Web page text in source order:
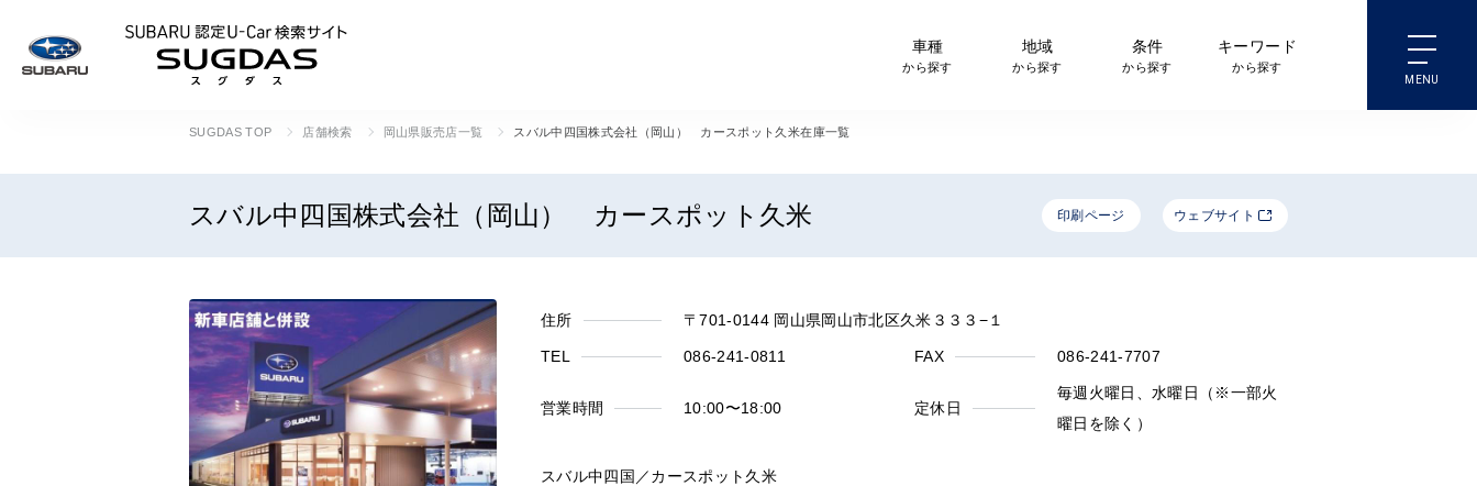
車種
から探す
地域
から探す
条件
から探す
キーワード
から探す
SUGDAS TOP 店舗検索 岡山県販売店一覧 スバル中四国株式会社（岡山） カースポット久米在庫一覧
スバル中四国株式会社（岡山） カースポット久米 印刷ページ ウェブサイト
住所 〒701-0144 岡山県岡山市北区久米３３３−１
TEL 086-241-0811 FAX 086-241-7707
営業時間 10:00〜18:00 定休日
毎週火曜日、水曜日（※一部火
曜日を除く）
スバル中四国／カースポット久米